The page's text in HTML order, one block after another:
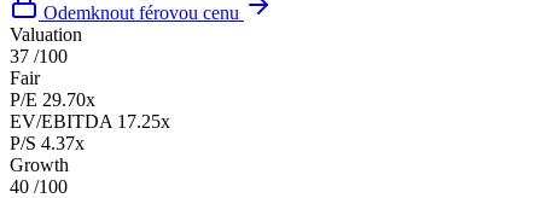
Odemknout férovou cenu
Valuation
37 /100
Fair
P/E 29.70x
EV/EBITDA 17.25x
P/S 4.37x
Growth
40 /100